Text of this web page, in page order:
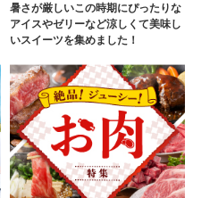
暑さが厳しいこの時期にぴったりな
アイスやゼリーなど涼しくて美味し
いスイーツを集めました！